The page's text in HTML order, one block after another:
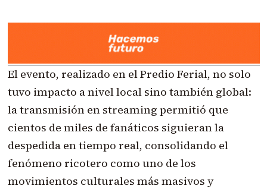
El evento, realizado en el Predio Ferial, no solo
tuvo impacto a nivel local sino también global:
la transmisión en streaming permitió que
cientos de miles de fanáticos siguieran la
despedida en tiempo real, consolidando el
fenómeno ricotero como uno de los
movimientos culturales más masivos y